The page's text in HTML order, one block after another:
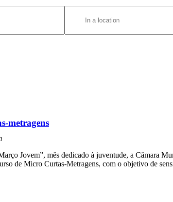
Location.
Search
metragens
Jovem”, mês dedicado à juventude, a Câmara
de Micro Curtas-Metragens, com o objetivo de